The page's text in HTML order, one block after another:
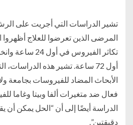
تشير الدراسات التي أجريت على
أول 72 ساعة. تشير هذه
الأبحاث المضاد للفيروسات بجامعة
فعال ضد متغيرات ألفا وبيتا وغاما
الدراسة أيضًا إلى أن “الحل يمكن
دقيقتين”.